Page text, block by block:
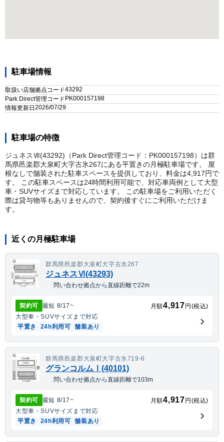
駐車場情報
取扱い店舗拠点コード43292
Park Direct管理コード PK000157198
情報更新日 2026/07/29
駐車場の特徴
ジュネスⅦ(43292)（Park Direct管理コード：PK000157198）は群
馬県邑楽郡大泉町大字古氷267にある平置きの月極駐車場です。 屋
根なしで舗装された駐車スペースを提供しており、料金は4,917円で
す。 この駐車スペースは24時間利用可能で、対応車両例として大型
車・SUVサイズまで対応しています。 この駐車場をご利用いただく
際は貸与物等もありませんので、契約後すぐにご利用いただけま
す。
近くの月極駐車場
群馬県邑楽郡大泉町大字古氷267
ジュネスⅥ(43293)
問い合わせ拠点から直線距離で22m
契約可 最短 8/17~ 月額4,917 円(税込)
大型車・SUVサイズまで対応
平置き
24h利用可 舗装あり
群馬県邑楽郡大泉町大字古氷719-6
グランコルムⅠ(40101)
問い合わせ拠点から直線距離で103m
契約可 最短 8/17~ 月額4,917 円(税込)
大型車・SUVサイズまで対応
平置き
24h利用可 舗装あり